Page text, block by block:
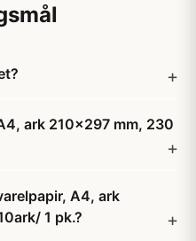
ark 210x297 mm, 230
A4, ark
1 pk.?